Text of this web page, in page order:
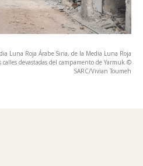
Luna Roja Árabe Siria, de la Media Luna Roja
devastadas del campamento de Yarmuk ©
SARC/Vivian Toumeh